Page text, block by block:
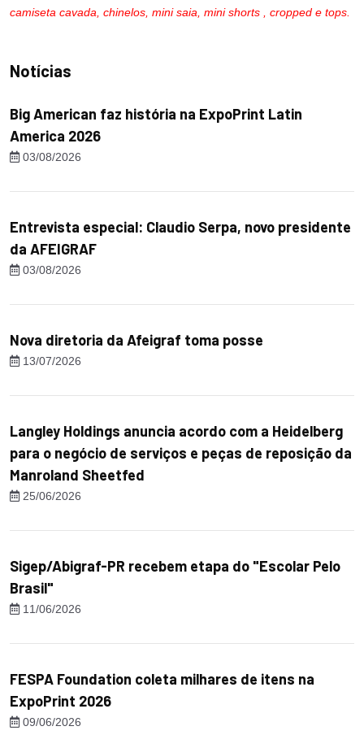
camiseta cavada, chinelos, mini saia, mini shorts , cropped e tops.
Notícias
Big American faz história na ExpoPrint Latin
America 2026
03/08/2026
Entrevista especial: Claudio Serpa, novo presidente
da AFEIGRAF
03/08/2026
Nova diretoria da Afeigraf toma posse
13/07/2026
Langley Holdings anuncia acordo com a Heidelberg
para o negócio de serviços e peças de reposição da
Manroland Sheetfed
25/06/2026
Sigep/Abigraf-PR recebem etapa do "Escolar Pelo
Brasil"
11/06/2026
FESPA Foundation coleta milhares de itens na
ExpoPrint 2026
09/06/2026